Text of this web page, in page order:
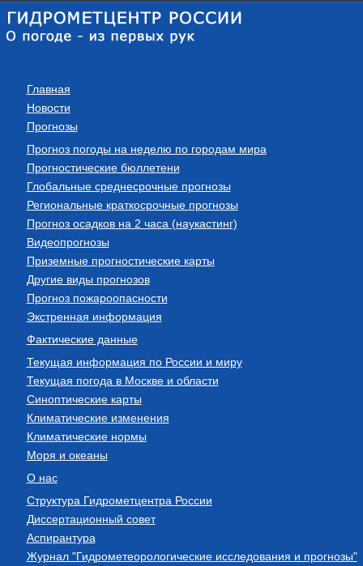
Главная
Новости
Прогнозы
Прогноз погоды на неделю по городам мира
Прогностические бюллетени
Глобальные среднесрочные прогнозы
Региональные краткосрочные прогнозы
Прогноз осадков на 2 часа (наукастинг)
Видеопрогнозы
Приземные прогностические карты
Другие виды прогнозов
Прогноз пожароопасности
Экстренная информация
Фактические данные
Текущая информация по России и миру
Текущая погода в Москве и области
Синоптические карты
Климатические изменения
Климатические нормы
Моря и океаны
О нас
Структура Гидрометцентра России
Диссертационный совет
Аспирантура
Журнал "Гидрометеорологические исследования и прогнозы"